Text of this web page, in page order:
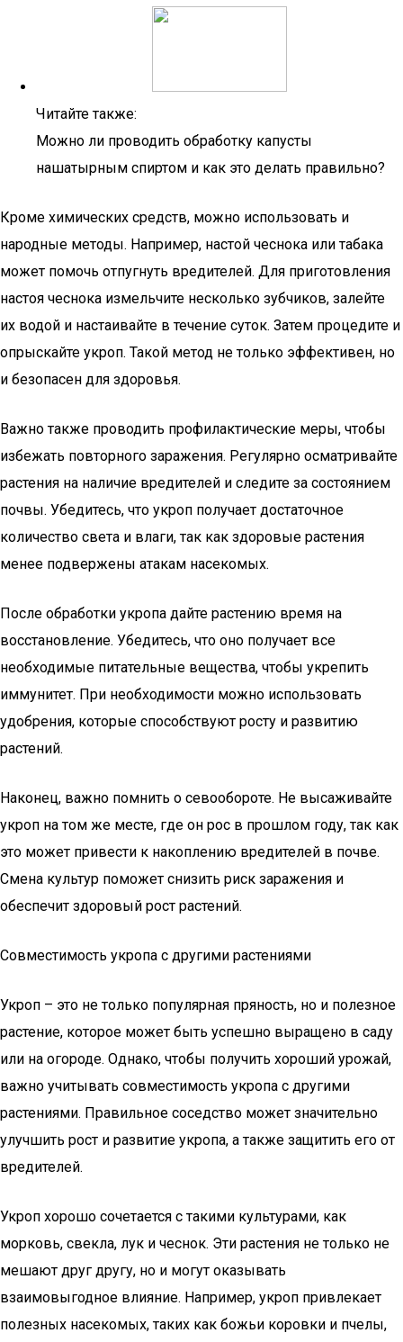
Читайте также:
Можно ли проводить обработку капусты
нашатырным спиртом и как это делать правильно?
Кроме химических средств, можно использовать и
народные методы. Например, настой чеснока или табака
может помочь отпугнуть вредителей. Для приготовления
настоя чеснока измельчите несколько зубчиков, залейте
их водой и настаивайте в течение суток. Затем процедите и
опрыскайте укроп. Такой метод не только эффективен, но
и безопасен для здоровья.
Важно также проводить профилактические меры, чтобы
избежать повторного заражения. Регулярно осматривайте
растения на наличие вредителей и следите за состоянием
почвы. Убедитесь, что укроп получает достаточное
количество света и влаги, так как здоровые растения
менее подвержены атакам насекомых.
После обработки укропа дайте растению время на
восстановление. Убедитесь, что оно получает все
необходимые питательные вещества, чтобы укрепить
иммунитет. При необходимости можно использовать
удобрения, которые способствуют росту и развитию
растений.
Наконец, важно помнить о севообороте. Не высаживайте
укроп на том же месте, где он рос в прошлом году, так как
это может привести к накоплению вредителей в почве.
Смена культур поможет снизить риск заражения и
обеспечит здоровый рост растений.
Совместимость укропа с другими растениями
Укроп – это не только популярная пряность, но и полезное
растение, которое может быть успешно выращено в саду
или на огороде. Однако, чтобы получить хороший урожай,
важно учитывать совместимость укропа с другими
растениями. Правильное соседство может значительно
улучшить рост и развитие укропа, а также защитить его от
вредителей.
Укроп хорошо сочетается с такими культурами, как
морковь, свекла, лук и чеснок. Эти растения не только не
мешают друг другу, но и могут оказывать
взаимовыгодное влияние. Например, укроп привлекает
полезных насекомых, таких как божьи коровки и пчелы,